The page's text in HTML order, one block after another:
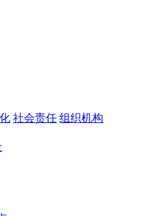
社会责任 组织机构